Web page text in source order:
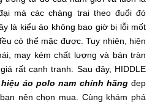
mà các chàng trai theo đuổi đó
là kiểu áo không bao giờ bị lỗi mốt
có thể mặc được. Tuy nhiên, hiện
may kém chất lượng và bán tràn
rất cạnh tranh. Sau đây, HIDDLE
áo polo nam chính hãngđẹp
nên chọn mua. Cùng khám phá